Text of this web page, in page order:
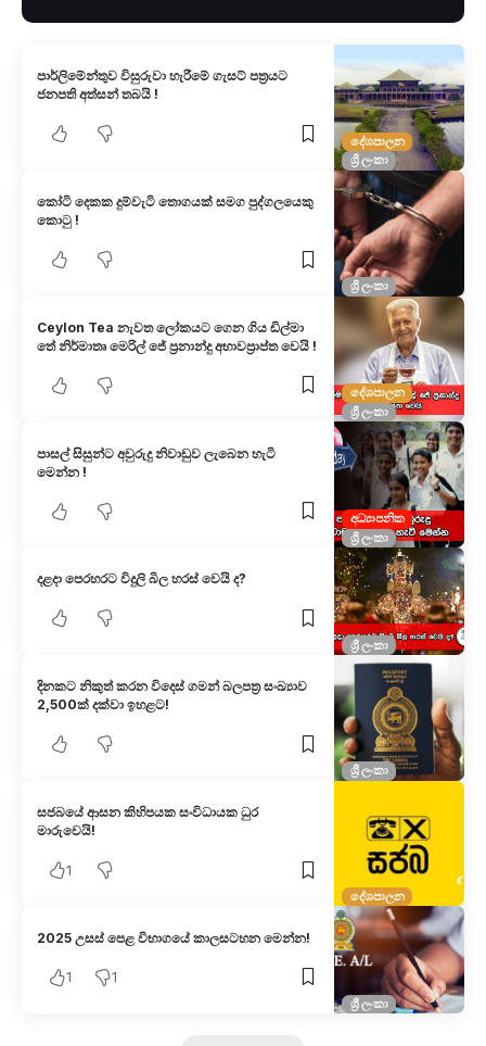
දේශපාලන
ශ්‍රී ලංකා
පාර්ලිමේන්තුව විසුරුවා හැරීමේ ගැසට් පත්‍රයට
ජනපති අත්සන් තබයි !
ශ්‍රී ලංකා
කෝටි දෙකක දුම්වැටි තොගයක් සමග පුද්ගලයෙකු
කොටු !
දේශපාලන
ශ්‍රී ලංකා
Ceylon Tea නැවත ලෝකයට ගෙන ගිය ඩිල්මා
තේ නිර්මාතෘ මෙරිල් ජේ ප්‍රනාන්දු අභාවප්‍රාප්ත වෙයි !
අධ්‍යාපනික
ශ්‍රී ලංකා
පාසල් සිසුන්ට අවුරුදු නිවාඩුව ලැබෙන හැටි
මෙන්න !
ශ්‍රී ලංකා
දළදා පෙරහරට විදුලි බිල හරස් වෙයි ද?
ශ්‍රී ලංකා
දිනකට නිකුත් කරන විදෙස් ගමන් බලපත්‍ර සංඛ්‍යාව
2,500ක් දක්වා ඉහළට!
දේශපාලන
සජබ​යේ ආසන කිහිපයක සංවිධායක ධුර
මාරුවෙයි!
1
ශ්‍රී ලංකා
2025 උසස් පෙළ විභාගයේ කාලසටහන මෙන්න!
1 1